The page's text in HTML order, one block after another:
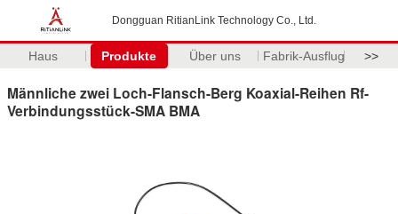
Dongguan RitianLink Technology Co., Ltd.
Haus Produkte Über uns Fabrik-Ausflug >>
Männliche zwei Loch-Flansch-Berg Koaxial-Reihen Rf-
Verbindungsstück-SMA BMA